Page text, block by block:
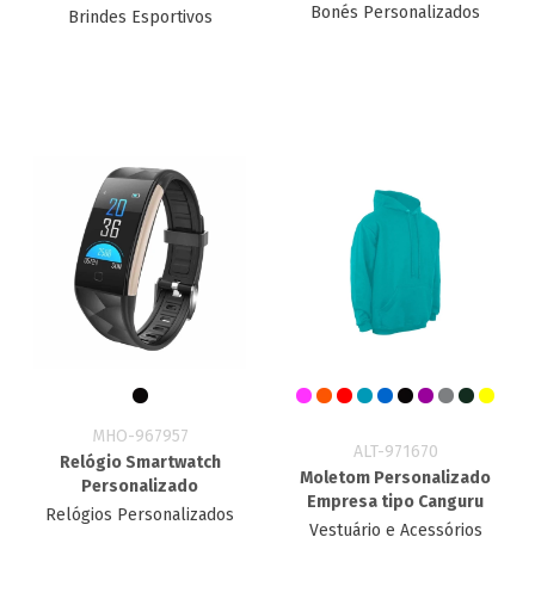
Brindes Esportivos
Bonés Personalizados
MHO-967957
Relógio Smartwatch
Personalizado
Relógios Personalizados
ALT-971670
Moletom Personalizado
Empresa tipo Canguru
Vestuário e Acessórios